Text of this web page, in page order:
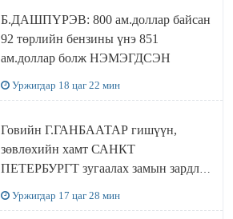
Б.ДАШПҮРЭВ: 800 ам.доллар байсан
92 төрлийн бензины үнэ 851
ам.доллар болж НЭМЭГДСЭН
Уржигдар 18 цаг 22 мин
Говийн Г.ГАНБААТАР гишүүн,
зөвлөхийн хамт САНКТ
ПЕТЕРБУРГТ зугаалах замын зардлаа
Уржигдар 17 цаг 28 мин